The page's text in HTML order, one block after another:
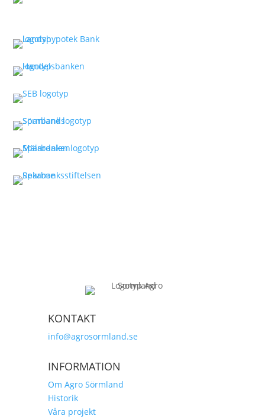
KONTAKT
info@agrosormland.se
INFORMATION
Om Agro Sörmland
Historik
Våra projekt